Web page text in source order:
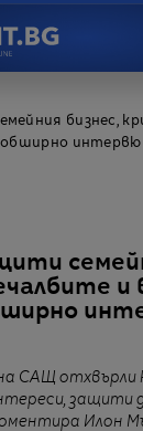
бизнес,
интервю
и
САЩ отхвърли
защити
Илон